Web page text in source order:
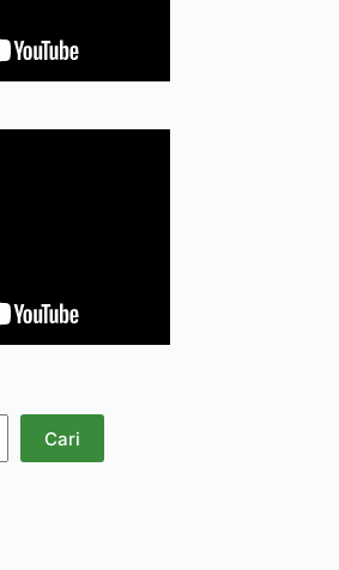
Cari